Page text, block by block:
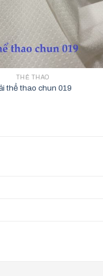
THỂ THAO
thể thao chun 019